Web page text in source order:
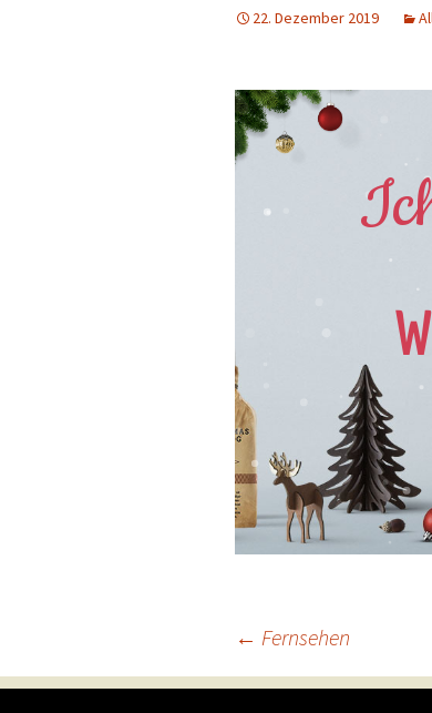
22. Dezember 2019
← Fernsehen